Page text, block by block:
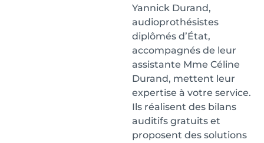
Yannick Durand,
audioprothésistes
diplômés d’État,
accompagnés de leur
assistante Mme Céline
Durand, mettent leur
expertise à votre service.
Ils réalisent des bilans
auditifs gratuits et
proposent des solutions